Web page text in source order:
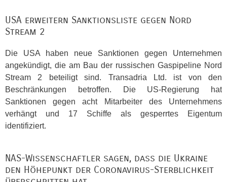
USA erweitern Sanktionsliste gegen Nord
Stream 2
Die USA haben neue Sanktionen gegen Unternehmen
angekündigt, die am Bau der russischen Gaspipeline Nord
Stream 2 beteiligt sind. Transadria Ltd. ist von den
Beschränkungen betroffen. Die US-Regierung hat
Sanktionen gegen acht Mitarbeiter des Unternehmens
verhängt und 17 Schiffe als gesperrtes Eigentum
identifiziert.
NAS-Wissenschaftler sagen, dass die Ukraine
den Höhepunkt der Coronavirus-Sterblichkeit